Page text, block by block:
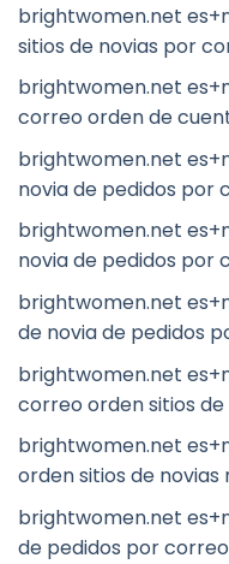
brightwomen.net
sitios de novias por
brightwomen.net
correo orden de
brightwomen.net
novia de pedidos por
brightwomen.net
novia de pedidos por
brightwomen.net
de novia de pedidos
brightwomen.net
correo orden sitios
brightwomen.net
orden sitios de novias
brightwomen.net
de pedidos por